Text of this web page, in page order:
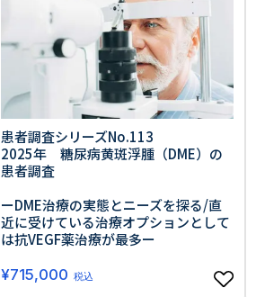
患者調査シリーズNo.113
2025年 糖尿病黄斑浮腫（DME）の
患者調査
ーDME治療の実態とニーズを探る/直
近に受けている治療オプションとして
は抗VEGF薬治療が最多ー
¥715,000 税込